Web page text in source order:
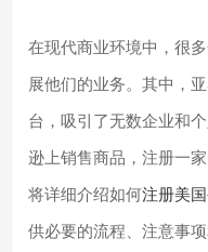
在现代商业环境中，很
展他们的业务。其中，
台，吸引了无数企业和
逊上销售商品，注册一
将详细介绍如何注册美国
供必要的流程、注意事项